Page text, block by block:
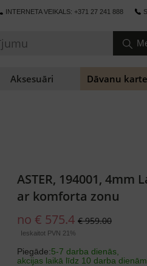
INTERNETA VEIKALS: +371 27 241 888
Aksesuāri Dāvanu
ASTER, 194001, 4mm
ar komforta zonu
no € 575.4 € 959.00
Ieskaitot PVN 21%
Piegāde:5-7 darba dienās,
akcijas laikā līdz 10 darba dienām